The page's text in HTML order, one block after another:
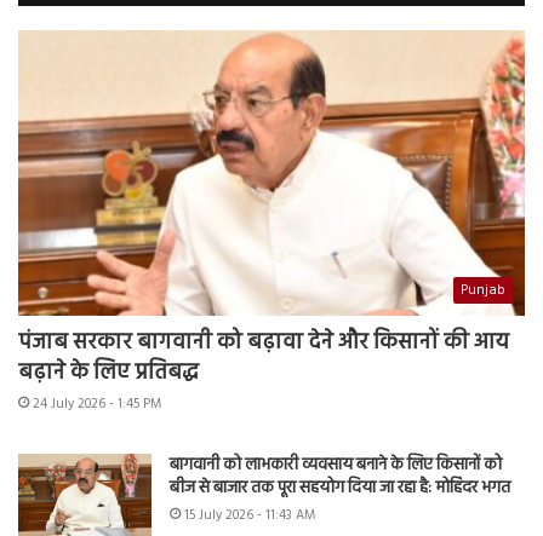
Punjab
पंजाब सरकार बागवानी को बढ़ावा देने और किसानों की आय
बढ़ाने के लिए प्रतिबद्ध
24 July 2026 - 1:45 PM
बागवानी को लाभकारी व्यवसाय बनाने के लिए किसानों को
बीज से बाजार तक पूरा सहयोग दिया जा रहा है: मोहिंदर भगत
15 July 2026 - 11:43 AM